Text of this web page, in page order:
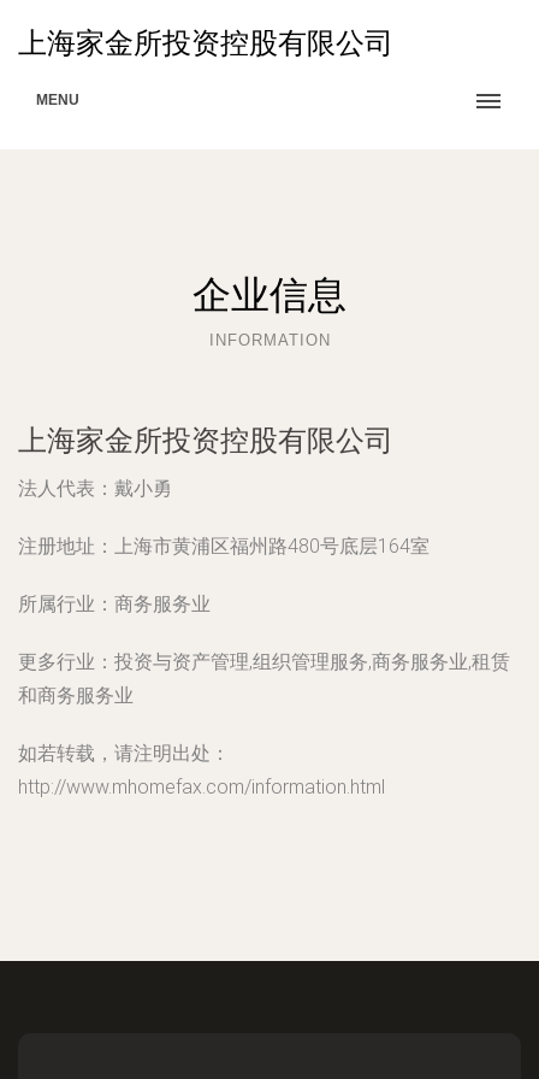
上海家金所投资控股有限公司
MENU
企业信息
INFORMATION
上海家金所投资控股有限公司
法人代表： 戴小勇
注册地址： 上海市黄浦区福州路480号底层164室
所属行业： 商务服务业
更多行业： 投资与资产管理,组织管理服务,商务服务业,租赁
和商务服务业
如若转载，请注明出处：
http://www.mhomefax.com/information.html